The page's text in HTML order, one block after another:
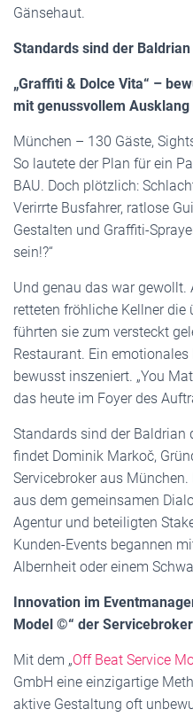
Gänsehaut.
Standards sind der
„Graffiti & Dolce Vita“ –
mit genussvollem Ausklang
München – 130 Gäste,
So lautete der Plan für ein
BAU. Doch plötzlich:
Verirrte Busfahrer, ratlose
Gestalten und Graffiti-
sein!?“
Und genau das war
retteten fröhliche Kellner die
führten sie zum versteckt
Restaurant. Ein
bewusst inszeniert. „You
das heute im Foyer des
Standards sind der Baldrian
findet Dominik Markoč,
Servicebroker aus
aus dem gemeinsamen
Agentur und beteiligten
Kunden-Events begannen
Albernheit oder einem
Innovation im
Model ©“ der
Mit dem „Off Beat Service
GmbH eine einzigartige
aktive Gestaltung oft